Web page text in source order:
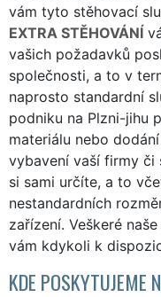
vám tyto stěhovací
EXTRA STĚHOVÁNÍ
vašich požadavků
společnosti, a to v
naprosto standardní
podniku na Plzni-jihu
materiálu nebo
vybavení vaší firmy či
si sami určíte, a to
nestandardních
zařízení. Veškeré
vám kdykoli k
KDE POSKYTUJEME